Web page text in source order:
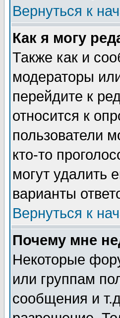
Вернуться к
Как я могу
Также как и
модераторы
перейдите к
относится к
пользователи
кто-то
могут удалить
варианты
Вернуться к
Почему мне
Некоторые
или группам
сообщения и